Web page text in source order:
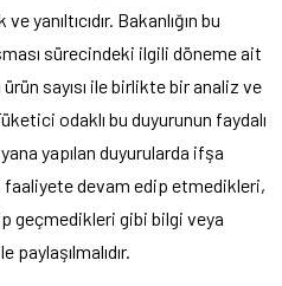
yanıltıcıdır. Bakanlığın bu
sürecindeki ilgili döneme ait
sayısı ile birlikte bir analiz ve
odaklı bu duyurunun faydalı
yapılan duyurularda ifşa
faaliyete devam edip etmedikleri,
geçmedikleri gibi bilgi veya